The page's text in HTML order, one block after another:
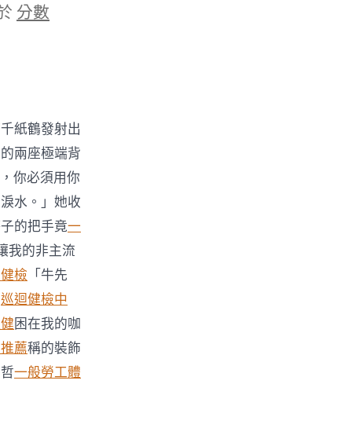
分數
紙鶴發射出
兩座極端背
你必須用你
水。」她收
的把手竟一
我的非主流
檢 「牛先
巡迴健檢中
困在我的咖
薦稱的裝飾
一般勞工體